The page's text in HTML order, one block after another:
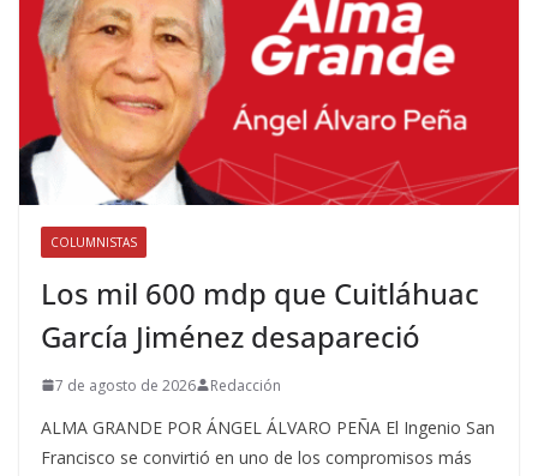
COLUMNISTAS
Los mil 600 mdp que Cuitláhuac
García Jiménez desapareció
7 de agosto de 2026 Redacción
ALMA GRANDE POR ÁNGEL ÁLVARO PEÑA El Ingenio San
Francisco se convirtió en uno de los compromisos más